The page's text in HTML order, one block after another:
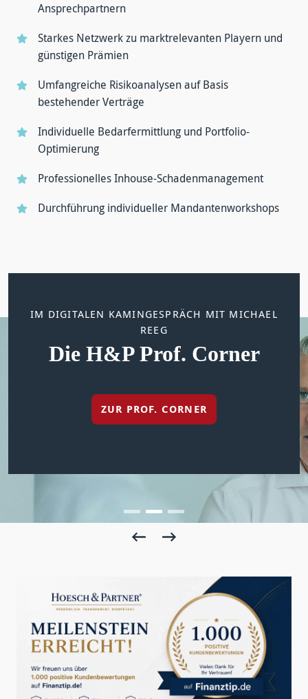
Ansprech­partnern
Starkes Netzwerk zu markt­relevanten Playern und
günstigen Prämien
Umfangreiche Risiko­analysen auf Basis
bestehender Verträge
Individuelle Bedarf­ermittlung und Portfolio-
Optimierung
Professionelles Inhouse-Schaden­management
Durchführung individueller Mandanten­workshops
BERATUNG VOM PROFI – EMPFOHLEN VON
FINANZTIP
Private
IM DIGITALEN KAMINGESPRÄCH MIT MICHAEL
REEG
Die H&P Prof. Corner
ZUR PROF. CORNER
FAQ-SPEZIAL IM YOUTUBE FORMAT
Mission Money: Sie fragen
- wir antworten